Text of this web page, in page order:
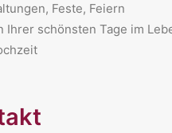
Feste, Feiern
Ihrer schönsten Tage im